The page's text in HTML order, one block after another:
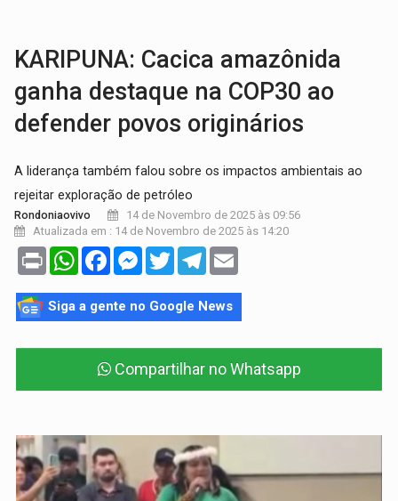
KARIPUNA: Cacica amazônida
ganha destaque na COP30 ao
defender povos originários
A liderança também falou sobre os impactos ambientais ao
rejeitar exploração de petróleo
Rondoniaovivo
14 de Novembro de 2025 às 09:56
Atualizada em : 14 de Novembro de 2025 às 14:20
Print WhatsAppFacebookMessenger
TwitterTelegram
Siga a gente no Google News
Compartilhar no Whatsapp